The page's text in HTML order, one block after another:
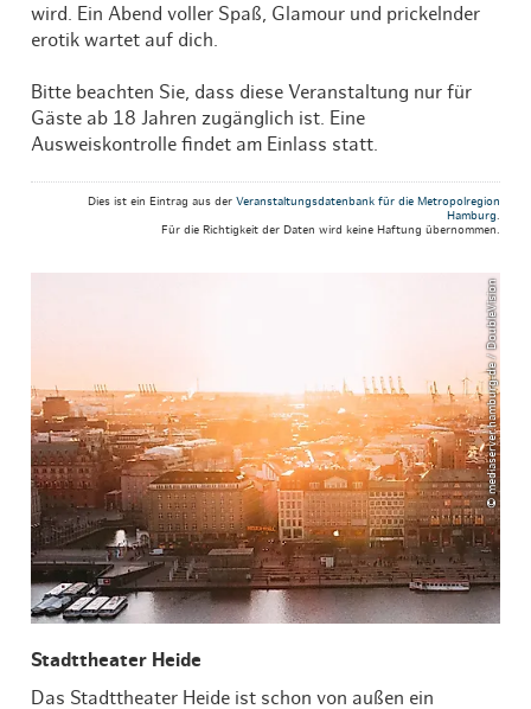
wird. Ein Abend voller Spaß, Glamour und prickelnder
erotik wartet auf dich.
Bitte beachten Sie, dass diese Veranstaltung nur für
Gäste ab 18 Jahren zugänglich ist. Eine
Ausweiskontrolle findet am Einlass statt.
Dies ist ein Eintrag aus der Veranstaltungsdatenbank für die Metropolregion
Hamburg.
Für die Richtigkeit der Daten wird keine Haftung übernommen.
© mediaserver.hamburg.de / DoubleVision
Stadttheater Heide
Das Stadttheater Heide ist schon von außen ein